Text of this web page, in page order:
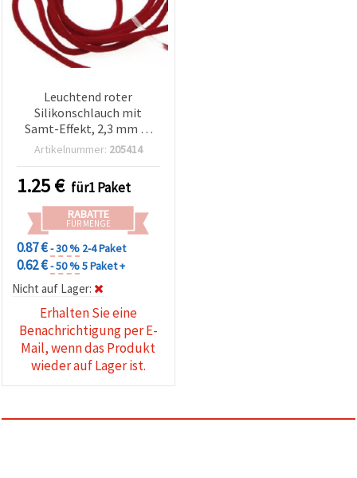
Leuchtend roter
Silikonschlauch mit
Samt-Effekt, 2,3 mm Ø,
1,5 mm Innenloch – 5-m-
Schmuckgestaltung,
Basteln & stylische DIY-
Designs
Artikelnummer: 205414
1.25€ für1 Paket
RABATTE
FÜR MENGE
0.87 €- 30 % 2-4 Paket
0.62 €- 50 %5 Paket +
Nicht auf Lager:
Erhalten Sie eine
Benachrichtigung per E-
Mail, wenn das Produkt
wieder auf Lager ist.